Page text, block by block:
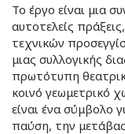
Το έργο είναι μια
αυτοτελείς
τεχνικών
μιας συλλογικής
πρωτότυπη
κοινό γεωμετρικό
είναι ένα σύμβολο
παύση, την